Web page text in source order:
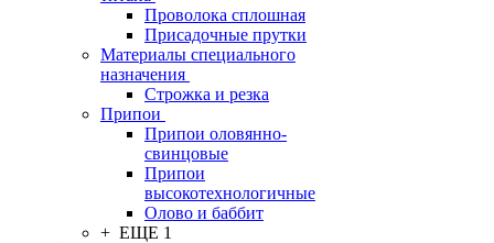
Проволока сплошная
Присадочные прутки
Материалы специального
назначения
Строжка и резка
Припои
Припои оловянно-
свинцовые
Припои
высокотехнологичные
Олово и баббит
+ ЕЩЕ 1